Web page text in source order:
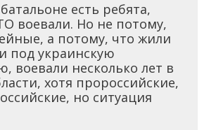
есть ребята,
воевали. Но не потому,
а потому, что жили
под украинскую
воевали несколько лет в
хотя пророссийские,
но ситуация